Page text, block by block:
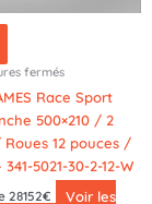
fermés
Race Sport
500×210 / 2
Roues 12 pouces /
5021-30-2-12-W
28152€ Voir les